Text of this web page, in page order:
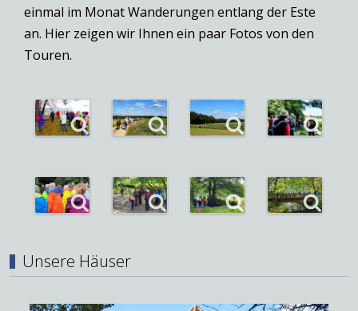
einmal im Monat Wanderungen entlang der Este
an. Hier zeigen wir Ihnen ein paar Fotos von den
Touren.
Unsere Häuser